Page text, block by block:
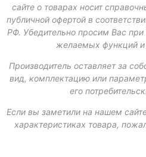
сайте о товарах носит
публичной офертой в
РФ. Убедительно просим Вас при
желаемых функций и
Производитель оставляет за
вид, комплектацию или
его
Если вы заметили на нашем
характеристиках товара,